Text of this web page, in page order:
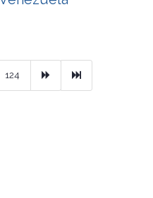
124 Ultimo